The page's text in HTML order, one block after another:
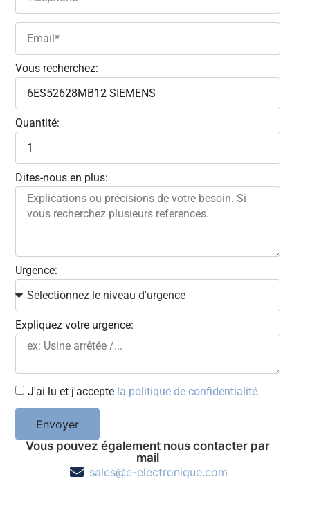
Vous recherchez:
Quantité:
Dites-nous en plus:
Urgence:
Expliquez votre urgence:
J'ai lu et j'accepte la politique de confidentialité.
Envoyer
Vous pouvez également nous contacter par
mail
sales@e-electronique.com